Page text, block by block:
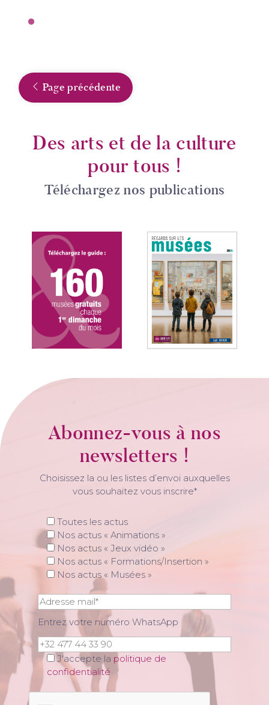
Page précédente
Des arts et de la culture
pour tous !
Téléchargez nos publications
Abonnez-vous à nos
newsletters !
Choisissez la ou les listes d’envoi auxquelles
vous souhaitez vous inscrire*
Toutes les actus
Nos actus « Animations »
Nos actus « Jeux vidéo »
Nos actus « Formations/Insertion »
Nos actus « Musées »
Entrez votre numéro WhatsApp
J'accepte la politique de
confidentialité